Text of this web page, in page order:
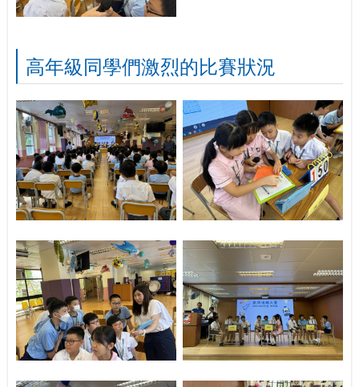
高年級同學們激烈的比賽狀況